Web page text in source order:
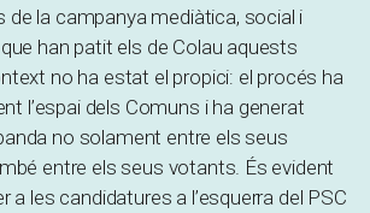
de la campanya mediàtica, social i
han patit els de Colau aquests
no ha estat el propici: el procés ha
l’espai dels Comuns i ha generat
no solament entre els seus
entre els seus votants. És evident
a les candidatures a l’esquerra del PSC